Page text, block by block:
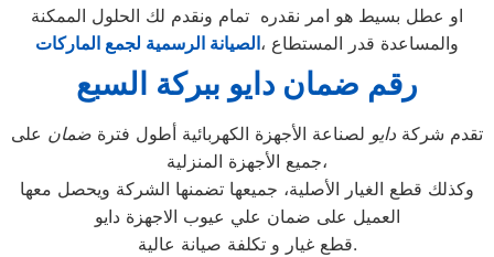
او عطل بسيط هو امر نقدره تمام ونقدم لك الحلول الممكنة
والمساعدة قدر المستطاع ،الصيانة الرسمية لجمع الماركات
رقم ضمان دايو ببركة السبع
تقدم شركة دايو لصناعة الأجهزة الكهربائية أطول فترة ضمان على
جميع الأجهزة المنزلية،
وكذلك قطع الغيار الأصلية، جميعها تضمنها الشركة ويحصل معها
العميل على ضمان علي عيوب الاجهزة دايو
قطع غيار و تكلفة صيانة عالية.